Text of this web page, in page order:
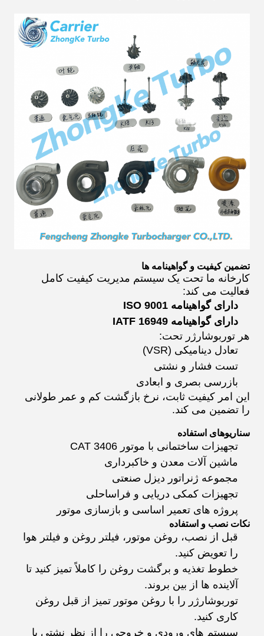
تضمین کیفیت و گواهینامه ها
کارخانه ما تحت یک سیستم مدیریت کیفیت کامل
فعالیت می کند:
دارای گواهینامه ISO 9001
دارای گواهینامه IATF 16949
هر توربوشارژر تحت:
تعادل دینامیکی (VSR)
تست فشار و نشتی
بازرسی بصری و ابعادی
این امر کیفیت ثابت، نرخ بازگشت کم و عمر طولانی
را تضمین می کند.
سناریوهای استفاده
تجهیزات ساختمانی با موتور CAT 3406
ماشین آلات معدن و خاکبرداری
مجموعه ژنراتور دیزل صنعتی
تجهیزات کمکی دریایی و فراساحلی
پروژه های تعمیر اساسی و بازسازی موتور
نکات نصب و استفاده
قبل از نصب، روغن موتور، فیلتر روغن و فیلتر هوا
را تعویض کنید.
خطوط تغذیه و برگشت روغن را کاملاً تمیز کنید تا
آلاینده ها از بین بروند.
توربوشارژر را با روغن موتور تمیز از قبل روغن
کاری کنید.
سیستم های ورودی و خروجی را از نظر نشتی یا